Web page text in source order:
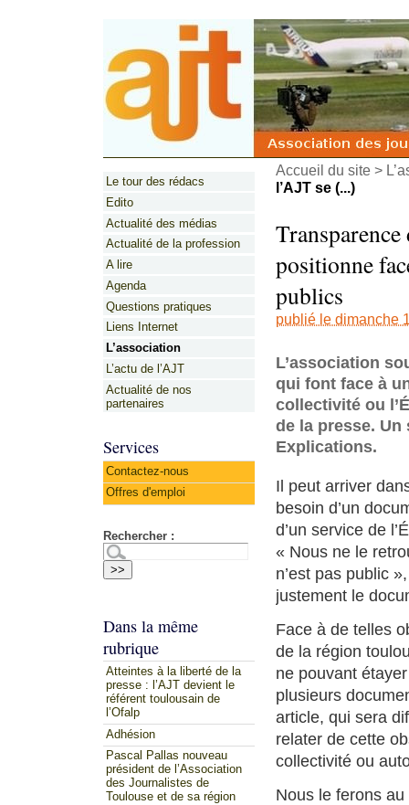
Accueil du site>
l’AJT se (...)
positionne
publics
publié le dimanche
L’association
qui font face à
collectivité ou
de la presse.
Explications.
Il peut arriver
besoin d’un
d’un service de
« Nous ne le
n’est pas public
justement le
Face à de telles
de la région
ne pouvant
plusieurs
article, qui sera
relater de cette
collectivité ou
Nous le ferons
Le tour des rédacs
Edito
Actualité des médias
Actualité de la profession
A lire
Agenda
Questions pratiques
Liens Internet
L’association
L’actu de l’AJT
Actualité de nos
partenaires
Services
Contactez-nous
Offres d'emploi
Rechercher :
Dans la même
rubrique
Atteintes à la liberté de la
presse : l’AJT devient le
référent toulousain de
l’Ofalp
Adhésion
Pascal Pallas nouveau
président de l’Association
des Journalistes de
Toulouse et de sa région